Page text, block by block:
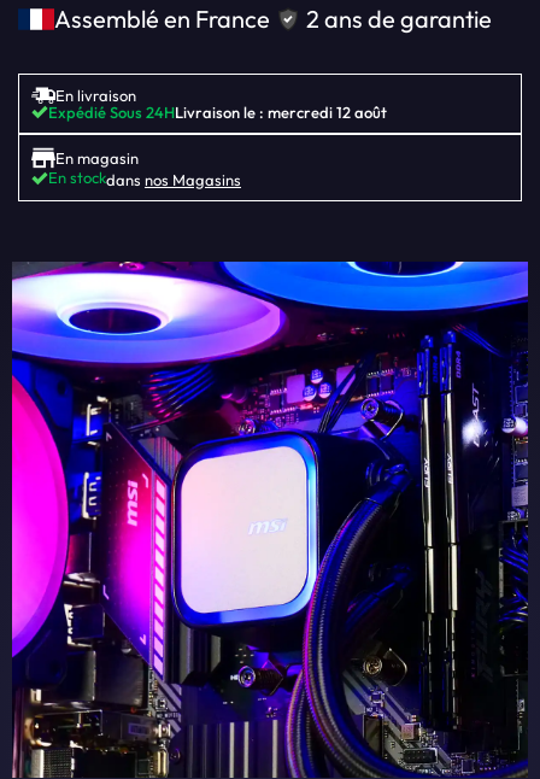
Assemblé en France 2 ans de garantie
En livraison
Expédié Sous 24HLivraison le : mercredi 12 août
En magasin
dans nos Magasins
En stock